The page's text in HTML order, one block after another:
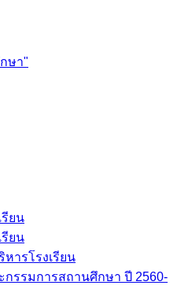
ษา"
รียน
รียน
หารโรงเรียน
รรมการสถานศึกษา ปี 2560-